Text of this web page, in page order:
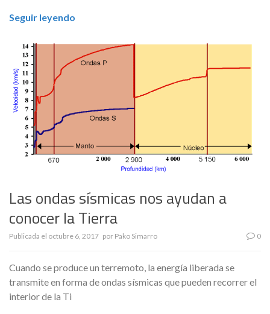
Seguir leyendo
Las ondas sísmicas nos ayudan a
conocer la Tierra
Publicada el octubre 6, 2017 por Pako Simarro 0
Cuando se produce un terremoto, la energía liberada se
transmite en forma de ondas sísmicas que pueden recorrer el
interior de la Ti